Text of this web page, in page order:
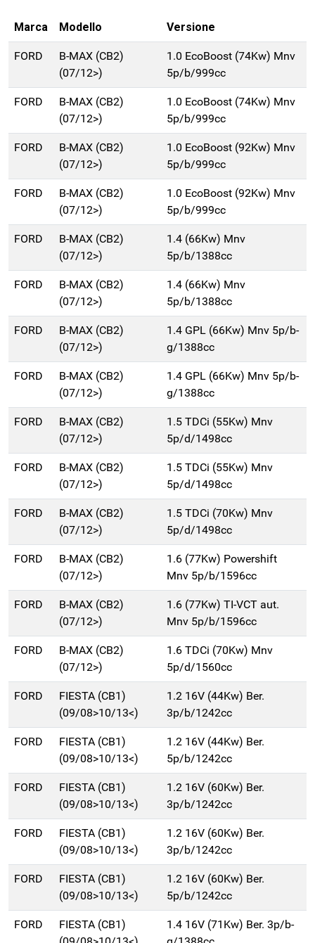
Marca Modello Versione
FORD
B-MAX (CB2)
(07/12>)
1.0 EcoBoost (74Kw) Mnv
5p/b/999cc
FORD
B-MAX (CB2)
(07/12>)
1.0 EcoBoost (74Kw) Mnv
5p/b/999cc
FORD
B-MAX (CB2)
(07/12>)
1.0 EcoBoost (92Kw) Mnv
5p/b/999cc
FORD
B-MAX (CB2)
(07/12>)
1.0 EcoBoost (92Kw) Mnv
5p/b/999cc
FORD
B-MAX (CB2)
(07/12>)
1.4 (66Kw) Mnv
5p/b/1388cc
FORD
B-MAX (CB2)
(07/12>)
1.4 (66Kw) Mnv
5p/b/1388cc
FORD
B-MAX (CB2)
(07/12>)
1.4 GPL (66Kw) Mnv 5p/b-
g/1388cc
FORD
B-MAX (CB2)
(07/12>)
1.4 GPL (66Kw) Mnv 5p/b-
g/1388cc
FORD
B-MAX (CB2)
(07/12>)
1.5 TDCi (55Kw) Mnv
5p/d/1498cc
FORD
B-MAX (CB2)
(07/12>)
1.5 TDCi (55Kw) Mnv
5p/d/1498cc
FORD
B-MAX (CB2)
(07/12>)
1.5 TDCi (70Kw) Mnv
5p/d/1498cc
FORD
B-MAX (CB2)
(07/12>)
1.6 (77Kw) Powershift
Mnv 5p/b/1596cc
FORD
B-MAX (CB2)
(07/12>)
1.6 (77Kw) TI-VCT aut.
Mnv 5p/b/1596cc
FORD
B-MAX (CB2)
(07/12>)
1.6 TDCi (70Kw) Mnv
5p/d/1560cc
FORD
FIESTA (CB1)
(09/08>10/13<)
1.2 16V (44Kw) Ber.
3p/b/1242cc
FORD
FIESTA (CB1)
(09/08>10/13<)
1.2 16V (44Kw) Ber.
5p/b/1242cc
FORD
FIESTA (CB1)
(09/08>10/13<)
1.2 16V (60Kw) Ber.
3p/b/1242cc
FORD
FIESTA (CB1)
(09/08>10/13<)
1.2 16V (60Kw) Ber.
3p/b/1242cc
FORD
FIESTA (CB1)
(09/08>10/13<)
1.2 16V (60Kw) Ber.
5p/b/1242cc
FORD
FIESTA (CB1)
1.4 16V (71Kw) Ber. 3p/b-